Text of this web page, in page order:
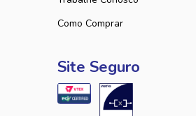
Como Comprar
Site Seguro